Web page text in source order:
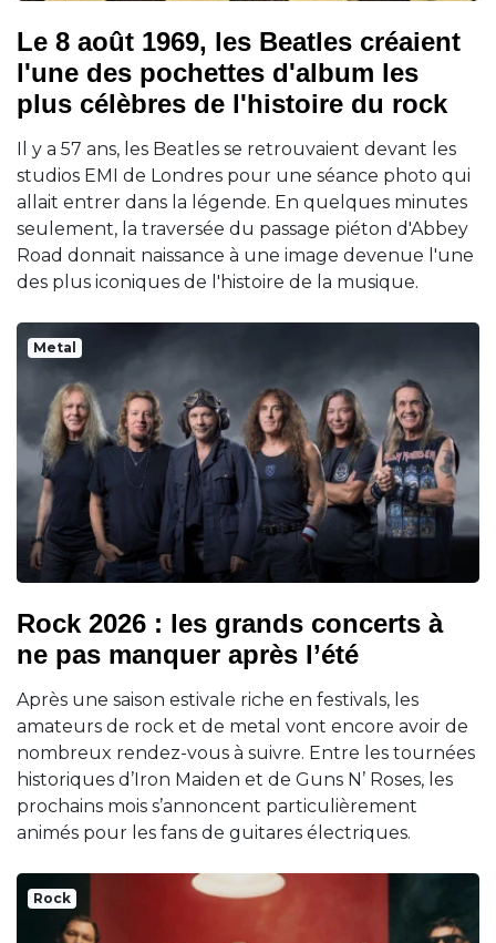
Le 8 août 1969, les Beatles créaient
l'une des pochettes d'album les
plus célèbres de l'histoire du rock
Il y a 57 ans, les Beatles se retrouvaient devant les
studios EMI de Londres pour une séance photo qui
allait entrer dans la légende. En quelques minutes
seulement, la traversée du passage piéton d'Abbey
Road donnait naissance à une image devenue l'une
des plus iconiques de l'histoire de la musique.
Metal
Rock 2026 : les grands concerts à
ne pas manquer après l’été
Après une saison estivale riche en festivals, les
amateurs de rock et de metal vont encore avoir de
nombreux rendez-vous à suivre. Entre les tournées
historiques d’Iron Maiden et de Guns N’ Roses, les
prochains mois s’annoncent particulièrement
animés pour les fans de guitares électriques.
Rock